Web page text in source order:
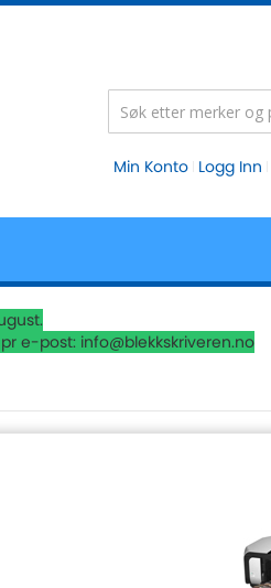
Min Konto Logg Inn
e-post: info@blekkskriveren.no